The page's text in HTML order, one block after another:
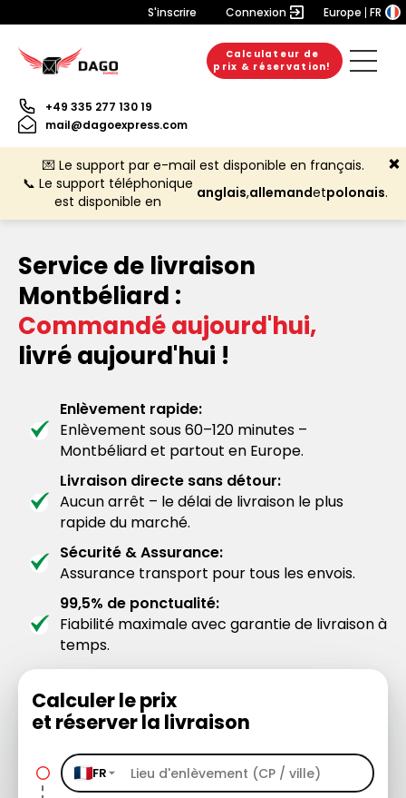
S'inscrire Connexion Europe FR
Calculateur de
prix & réservation!
+49 335 277 130 19
mail@dagoexpress.com
💌 Le support par e-mail est disponible en français.
📞 Le support téléphonique
est disponible en
anglais,allemandetpolonais.
Service de livraison
Montbéliard :
Commandé aujourd'hui,
livré aujourd'hui !
Enlèvement rapide:
Enlèvement sous 60–120 minutes –
Montbéliard et partout en Europe.
Livraison directe sans détour:
Aucun arrêt – le délai de livraison le plus
rapide du marché.
Sécurité & Assurance:
Assurance transport pour tous les envois.
99,5% de ponctualité:
Fiabilité maximale avec garantie de livraison à
temps.
Calculer le prix
et réserver la livraison
FR